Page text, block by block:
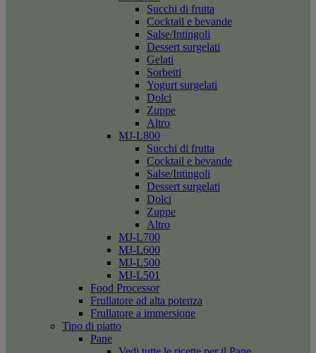
Succhi di frutta
Cocktail e bevande
Salse/Intingoli
Dessert surgelati
Gelati
Sorbetti
Yogurt surgelati
Dolci
Zuppe
Altro
MJ-L800
Succhi di frutta
Cocktail e bevande
Salse/Intingoli
Dessert surgelati
Dolci
Zuppe
Altro
MJ-L700
MJ-L600
MJ-L500
MJ-L501
Food Processor
Frullatore ad alta potenza
Frullatore a immersione
Tipo di piatto
Pane